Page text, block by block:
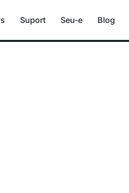
Suport Seu-e Blog